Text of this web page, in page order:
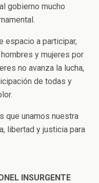
gobierno mucho
espacio a participar,
y mujeres por
no avanza la lucha,
de todas y
que unamos nuestra
libertad y justicia para
INSURGENTE